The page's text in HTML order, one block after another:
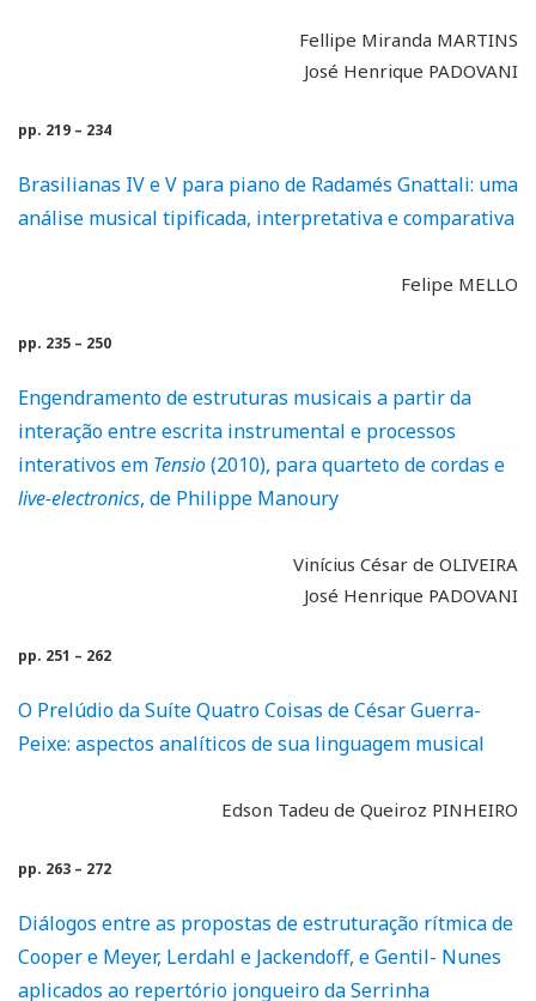
Fellipe Miranda MARTINS
José Henrique PADOVANI
pp. 219 – 234
Brasilianas IV e V para piano de Radamés Gnattali: uma
análise musical tipificada, interpretativa e comparativa
Felipe MELLO
pp. 235 – 250
Engendramento de estruturas musicais a partir da
interação entre escrita instrumental e processos
interativos em Tensio(2010), para quarteto de cordas e
live-electronics, de Philippe Manoury
Vinícius César de OLIVEIRA
José Henrique PADOVANI
pp. 251 – 262
O Prelúdio da Suíte Quatro Coisas de César Guerra-
Peixe: aspectos analíticos de sua linguagem musical
Edson Tadeu de Queiroz PINHEIRO
pp. 263 – 272
Diálogos entre as propostas de estruturação rítmica de
Cooper e Meyer, Lerdahl e Jackendoff, e Gentil- Nunes
aplicados ao repertório jongueiro da Serrinha